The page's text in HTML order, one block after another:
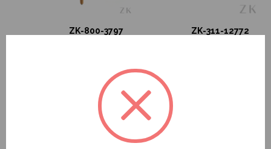
ZK-800-3797 ZK-311-12772